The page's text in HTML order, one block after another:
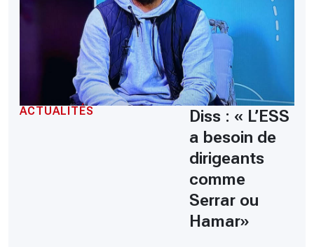
ACTUALITÉS
Diss : « L’ESS
a besoin de
dirigeants
comme
Serrar ou
Hamar»